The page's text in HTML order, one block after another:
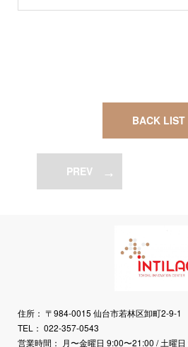
BACK LIST
PREV
住所
〒984-0015 仙台市若林区卸町2-9-1
TEL
022-357-0543
営業時間
月〜金曜日 9:00〜21:00 /土曜